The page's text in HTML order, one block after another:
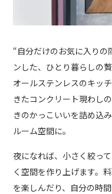
“自分だけのお気に入りの
ンした、ひとり暮らしの
オールステンレスのキッ
きたコンクリート現わし
きのかっこいいを詰め込
ルーム空間に。
夜になれば、小さく絞っ
く空間を作り上げます。
を楽しんだり、自分の時